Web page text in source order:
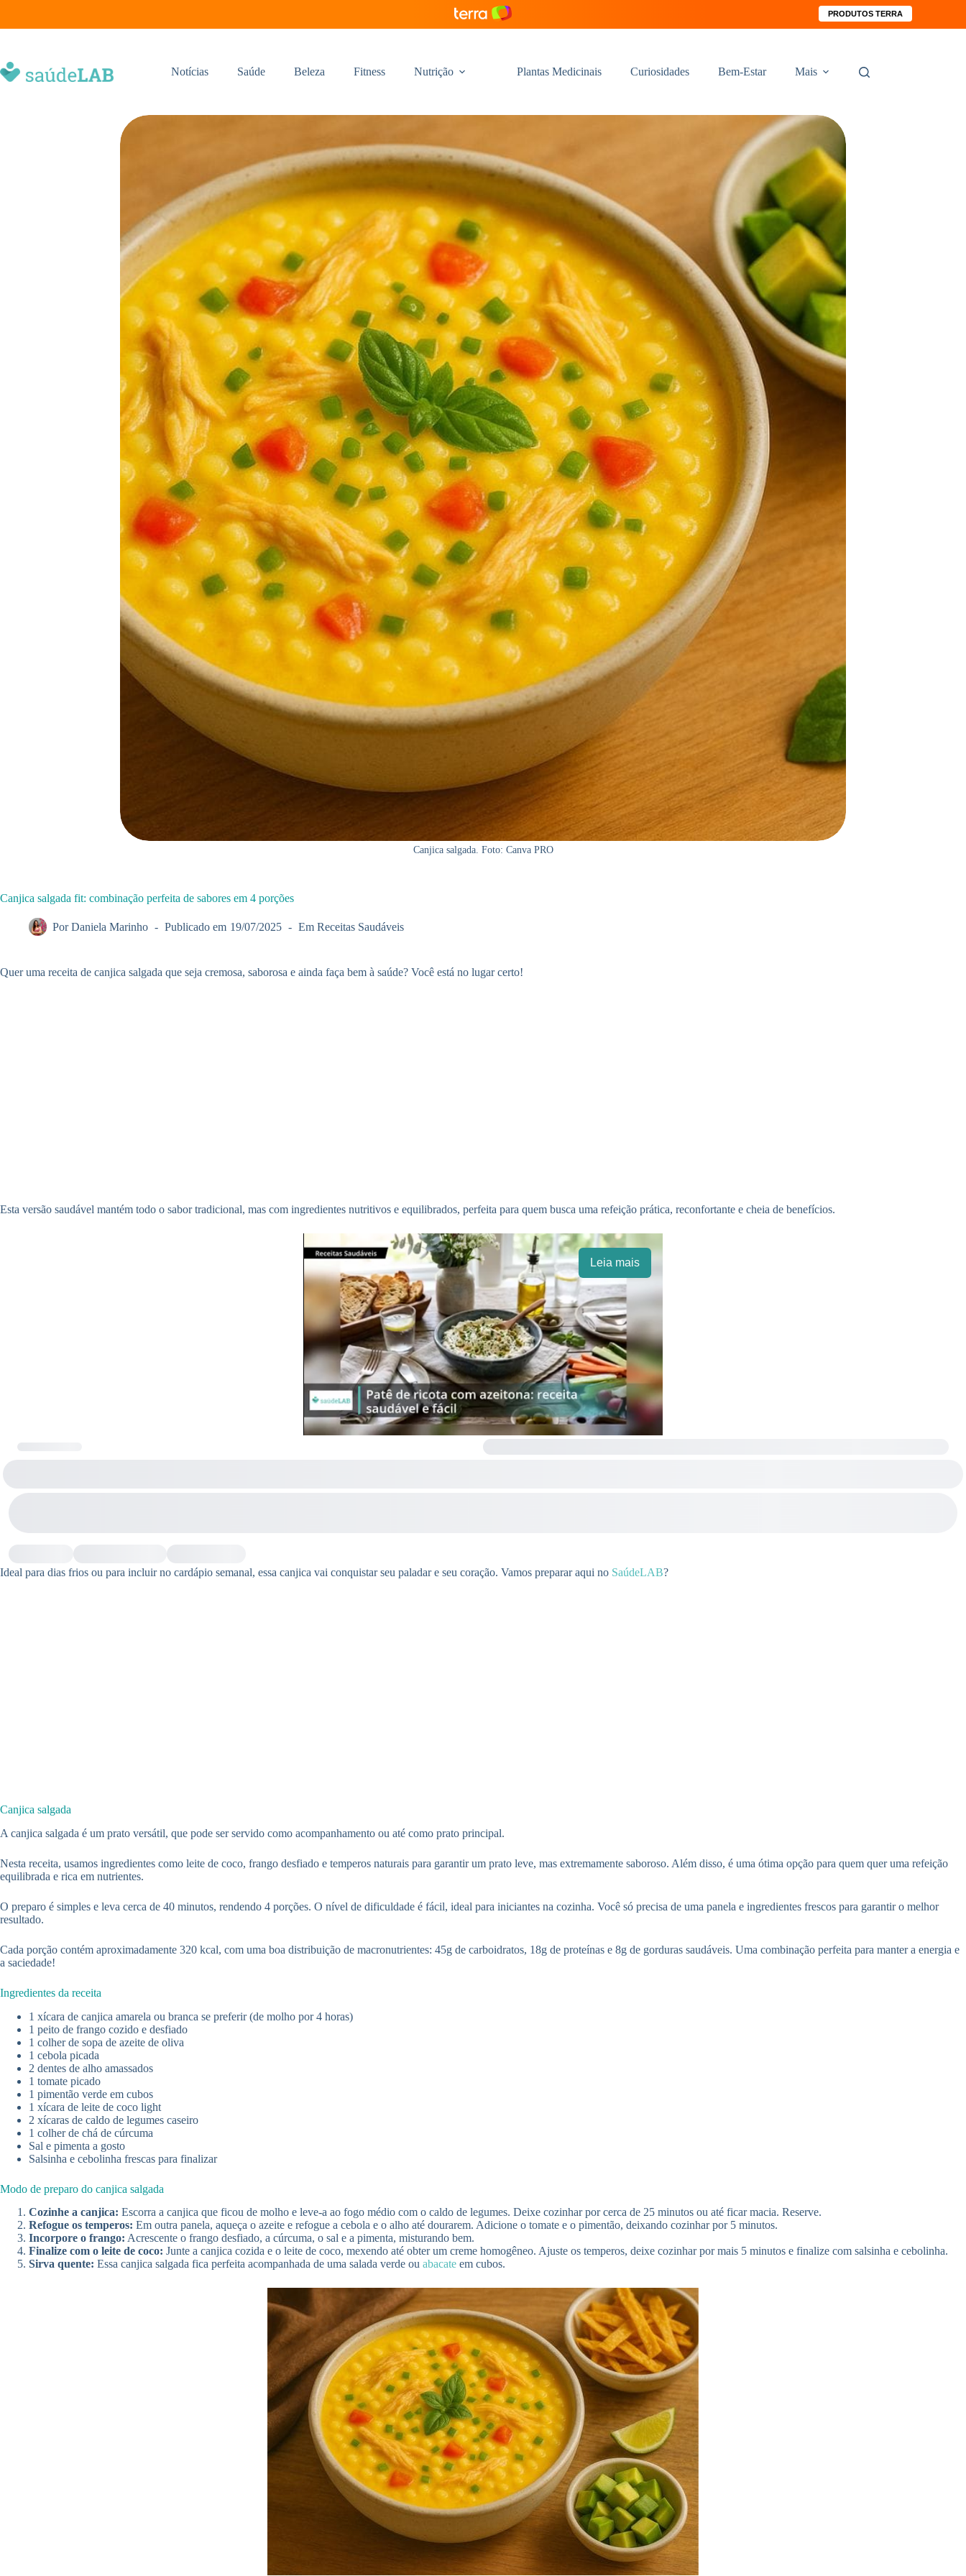
PRODUTOS TERRA
Notícias Saúde Beleza Fitness Nutrição Plantas Medicinais Curiosidades Bem-Estar Mais
Canjica salgada. Foto: Canva PRO
Canjica salgada fit: combinação perfeita de sabores em 4 porções
Por Daniela Marinho Publicado em 19/07/2025 Em Receitas Saudáveis
Quer uma receita de canjica salgada que seja cremosa, saborosa e ainda faça bem à saúde? Você está no lugar certo!
Esta versão saudável mantém todo o sabor tradicional, mas com ingredientes nutritivos e equilibrados, perfeita para quem busca uma refeição prática, reconfortante e cheia de benefícios.
Leia mais
Ideal para dias frios ou para incluir no cardápio semanal, essa canjica vai conquistar seu paladar e seu coração. Vamos preparar aqui no SaúdeLAB?
Canjica salgada
A canjica salgada é um prato versátil, que pode ser servido como acompanhamento ou até como prato principal.
Nesta receita, usamos ingredientes como leite de coco, frango desfiado e temperos naturais para garantir um prato leve, mas extremamente saboroso. Além disso, é uma ótima opção para quem quer uma refeição
equilibrada e rica em nutrientes.
O preparo é simples e leva cerca de 40 minutos, rendendo 4 porções. O nível de dificuldade é fácil, ideal para iniciantes na cozinha. Você só precisa de uma panela e ingredientes frescos para garantir o melhor
resultado.
Cada porção contém aproximadamente 320 kcal, com uma boa distribuição de macronutrientes: 45g de carboidratos, 18g de proteínas e 8g de gorduras saudáveis. Uma combinação perfeita para manter a energia e
a saciedade!
Ingredientes da receita
1 xícara de canjica amarela ou branca se preferir (de molho por 4 horas)
1 peito de frango cozido e desfiado
1 colher de sopa de azeite de oliva
1 cebola picada
2 dentes de alho amassados
1 tomate picado
1 pimentão verde em cubos
1 xícara de leite de coco light
2 xícaras de caldo de legumes caseiro
1 colher de chá de cúrcuma
Sal e pimenta a gosto
Salsinha e cebolinha frescas para finalizar
Modo de preparo do canjica salgada
Cozinhe a canjica: Escorra a canjica que ficou de molho e leve-a ao fogo médio com o caldo de legumes. Deixe cozinhar por cerca de 25 minutos ou até ficar macia. Reserve.
Refogue os temperos: Em outra panela, aqueça o azeite e refogue a cebola e o alho até dourarem. Adicione o tomate e o pimentão, deixando cozinhar por 5 minutos.
Incorpore o frango: Acrescente o frango desfiado, a cúrcuma, o sal e a pimenta, misturando bem.
Finalize com o leite de coco: Junte a canjica cozida e o leite de coco, mexendo até obter um creme homogêneo. Ajuste os temperos, deixe cozinhar por mais 5 minutos e finalize com salsinha e cebolinha.
Sirva quente: Essa canjica salgada fica perfeita acompanhada de uma salada verde ou abacate em cubos.